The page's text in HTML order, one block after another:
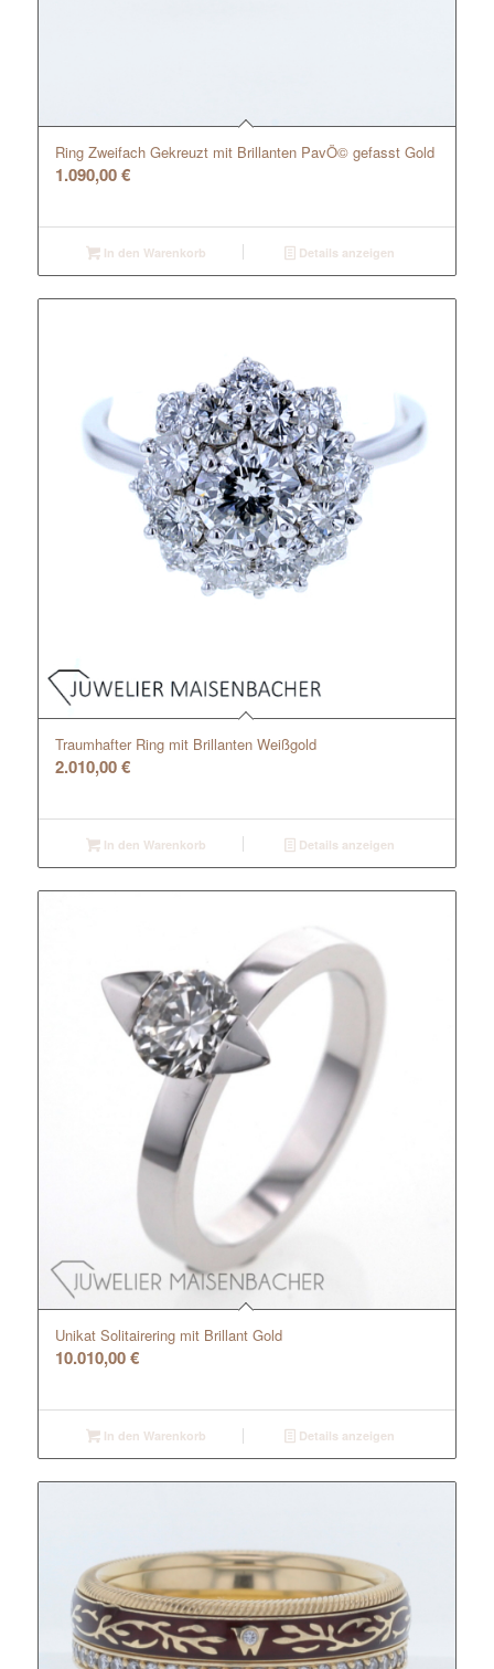
Ring Zweifach Gekreuzt mit Brillanten PavÖ© gefasst Gold
1.090,00€
In den Warenkorb Details anzeigen
Traumhafter Ring mit Brillanten Weißgold
2.010,00€
In den Warenkorb Details anzeigen
Unikat Solitairering mit Brillant Gold
10.010,00€
In den Warenkorb Details anzeigen